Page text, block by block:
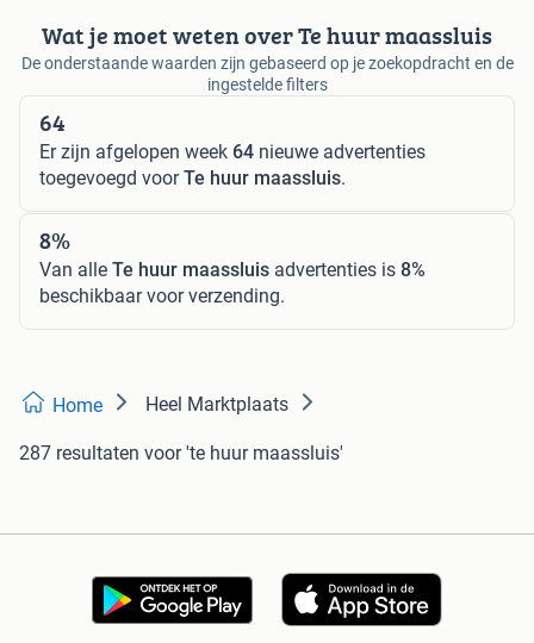
Wat je moet weten over Te huur maassluis
De onderstaande waarden zijn gebaseerd op je zoekopdracht en de
ingestelde filters
64
Er zijn afgelopen week 64 nieuwe advertenties
toegevoegd voorTe huur maassluis.
8%
Van alle Te huur maassluis advertenties is 8%
beschikbaar voor verzending.
Home Heel Marktplaats
287 resultaten voor 'te huur maassluis'